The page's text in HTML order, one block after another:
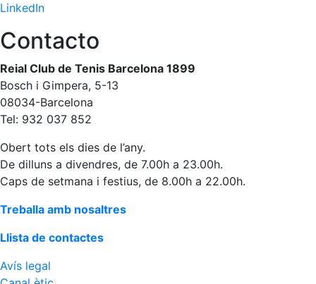
personals
Activitats
dirigides
Piscina
Normativa
Restaurants
Restaurant
Casa Arilla
Chill Out
Bar
Piscina
LinkedIn
Contacto
Reial Club de Tenis Barcelona 1899
Bosch i Gimpera, 5-13
08034-Barcelona
Tel: 932 037 852
Obert tots els dies de l’any.
De dilluns a divendres, de 7.00h a 23.00h.
Caps de setmana i festius, de 8.00h a 22.00h.
Treballa amb nosaltres
Llista de contactes
Avís legal